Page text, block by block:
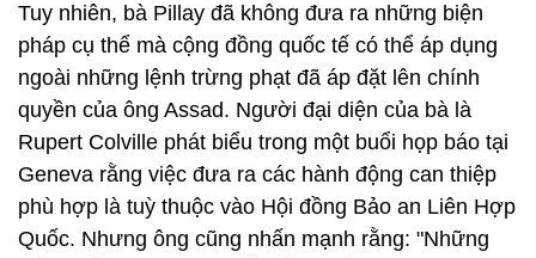
Tuy nhiên, bà Pillay đã không đưa ra những biện
pháp cụ thể mà cộng đồng quốc tế có thể áp dụng
ngoài những lệnh trừng phạt đã áp đặt lên chính
quyền của ông Assad. Người đại diện của bà là
Rupert Colville phát biểu trong một buổi họp báo tại
Geneva rằng việc đưa ra các hành động can thiệp
phù hợp là tuỳ thuộc vào Hội đồng Bảo an Liên Hợp
Quốc. Nhưng ông cũng nhấn mạnh rằng: "Những